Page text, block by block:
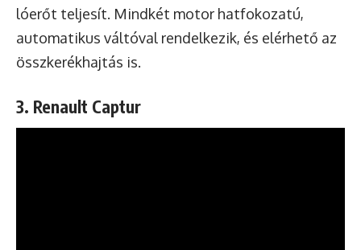
lóerőt teljesít. Mindkét motor hatfokozatú,
automatikus váltóval rendelkezik, és elérhető az
összkerékhajtás is.
3. Renault Captur